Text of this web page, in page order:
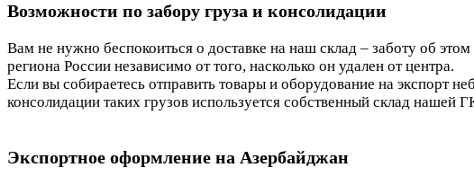
Возможности по забору груза и консолидации
Вам не нужно беспокоиться о доставке на наш склад – заботу об
региона России независимо от того, насколько он удален от центра.
Если вы собираетесь отправить товары и оборудование на экспорт
консолидации таких грузов используется собственный склад нашей
Экспортное оформление на Азербайджан